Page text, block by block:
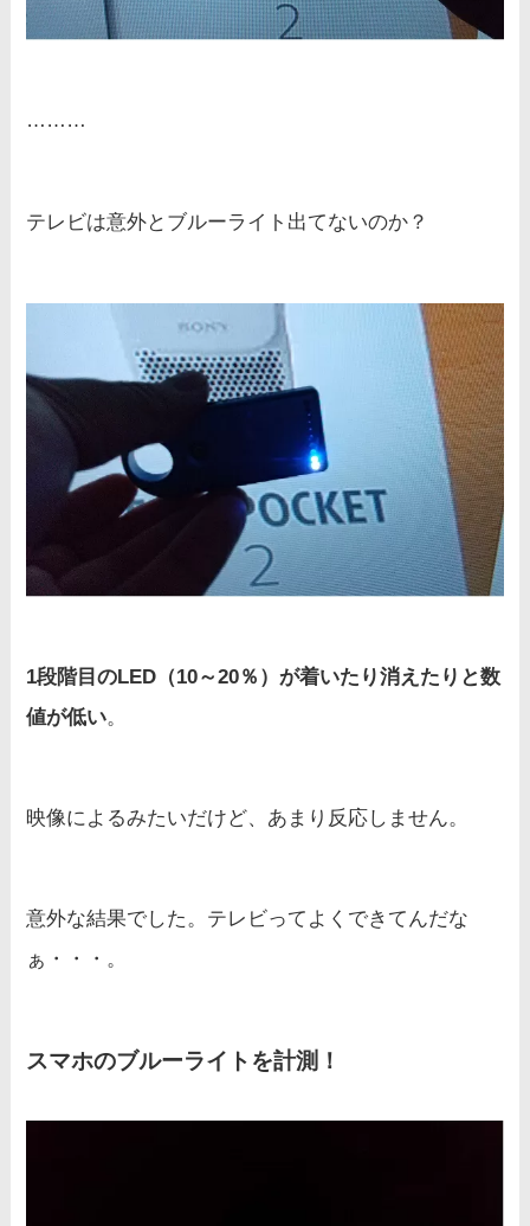
………
テレビは意外とブルーライト出てないのか？
1段階目のLED（10～20％）が着いたり消えたりと数
値が低い。
映像によるみたいだけど、あまり反応しません。
意外な結果でした。テレビってよくできてんだな
ぁ・・・。
スマホのブルーライトを計測！